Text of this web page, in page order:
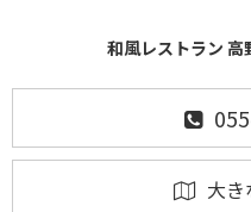
和風レストラン 高
大き